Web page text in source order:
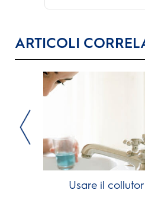
ARTICOLI
Usare il